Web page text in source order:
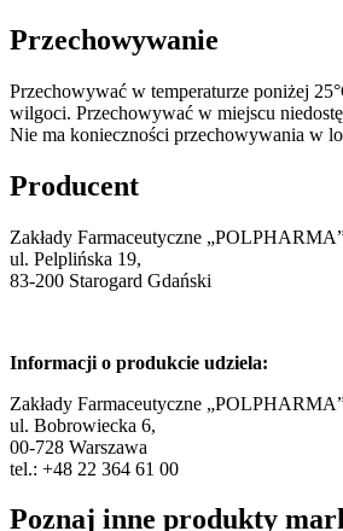
Przechowywanie
Przechowywać w temperaturze poniżej
wilgoci. Przechowywać w miejscu
Nie ma konieczności przechowywania w
Producent
Zakłady Farmaceutyczne
ul. Pelplińska 19,
83-200 Starogard Gdański
Informacji o produkcie udziela:
Zakłady Farmaceutyczne
ul. Bobrowiecka 6,
00-728 Warszawa
tel.: +48 22 364 61 00
Poznaj inne produkty